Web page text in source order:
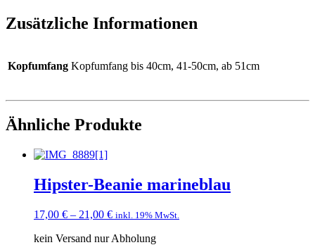
Zusätzliche Informationen
Kopfumfang Kopfumfang bis 40cm, 41-50cm, ab 51cm
Ähnliche Produkte
Hipster-Beanie marineblau
17,00 € – 21,00 € inkl. 19% MwSt.
kein Versand nur Abholung